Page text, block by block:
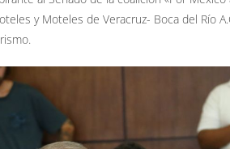
y Moteles de Veracruz- Boca del Río